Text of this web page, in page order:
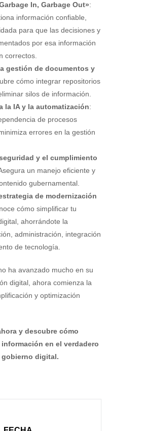
In, Garbage Out»:
información confiable,
para que las decisiones y
por esa información
correctos.
gestión de documentos y
cómo integrar repositorios
silos de información.
la IA y la automatización:
de procesos
errores en la gestión
y el cumplimiento
un manejo eficiente y
gubernamental.
de modernización
cómo simplificar tu
ahorrándote la
administración, integración
de tecnología.
ha avanzado mucho en su
digital, ahora comienza la
y optimización
y descubre cómo
en el verdadero
gobierno digital.